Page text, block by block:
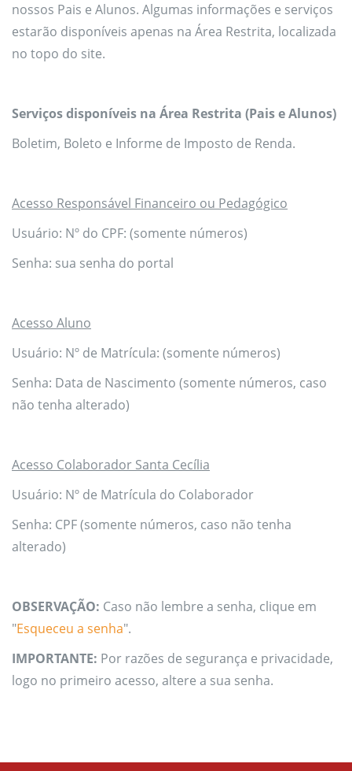
nossos Pais e Alunos. Algumas informações e serviços
estarão disponíveis apenas na Área Restrita, localizada
no topo do site.
Serviços disponíveis na Área Restrita (Pais e Alunos)
Boletim, Boleto e Informe de Imposto de Renda.
Acesso Responsável Financeiro ou Pedagógico
Usuário: Nº do CPF: (somente números)
Senha: sua senha do portal
Acesso Aluno
Usuário: Nº de Matrícula: (somente números)
Senha: Data de Nascimento (somente números, caso
não tenha alterado)
Acesso Colaborador Santa Cecília
Usuário: Nº de Matrícula do Colaborador
Senha: CPF (somente números, caso não tenha
alterado)
OBSERVAÇÃO: Caso não lembre a senha, clique em
"Esqueceu a senha".
IMPORTANTE: Por razões de segurança e privacidade,
logo no primeiro acesso, altere a sua senha.